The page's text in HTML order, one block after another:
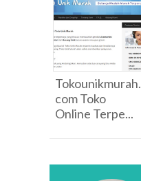
Tokounikmurah.
com Toko
Online Terpe...